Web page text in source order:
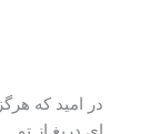
در امید که